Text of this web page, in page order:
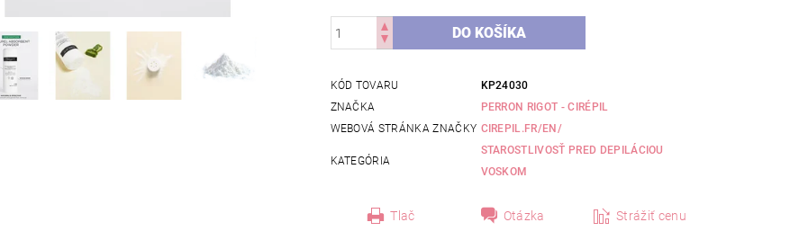
KÓD TOVARU
KP24030
ZNAČKA
PERRON RIGOT - CIRÉPIL
WEBOVÁ STRÁNKA ZNAČKY CIREPIL.FR/EN/
KATEGÓRIA
STAROSTLIVOSŤ PRED DEPILÁCIOU
VOSKOM
Tlač Otázka Strážiť cenu